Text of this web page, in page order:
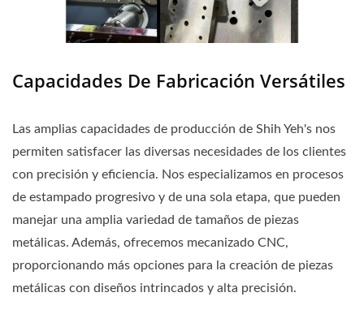
Capacidades De Fabricación Versátiles
Las amplias capacidades de producción de Shih Yeh's nos
permiten satisfacer las diversas necesidades de los clientes
con precisión y eficiencia. Nos especializamos en procesos
de estampado progresivo y de una sola etapa, que pueden
manejar una amplia variedad de tamaños de piezas
metálicas. Además, ofrecemos mecanizado CNC,
proporcionando más opciones para la creación de piezas
metálicas con diseños intrincados y alta precisión.